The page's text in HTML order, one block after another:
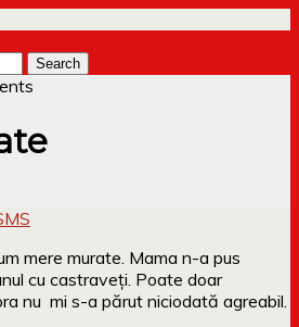
mere murate. Mama n-a pus
cu castraveți. Poate doar
nu mi s-a părut niciodată agreabil.